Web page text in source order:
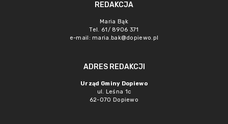
REDAKCJA
Maria Bąk
Tel. 61/ 8906 371
e-mail: maria.bak@dopiewo.pl
ADRES REDAKCJI
Urząd Gminy Dopiewo
ul. Leśna 1c
62-070 Dopiewo